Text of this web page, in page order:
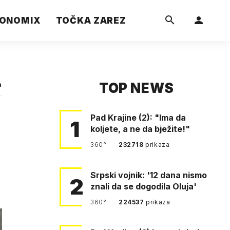
TOČKA ZAREZ
TOP NEWS
1
Pad Krajine (2): "Ima da
koljete, a ne da bježite!"
360° 232718prikaza
2
Srpski vojnik: '12 dana nismo
znali da se dogodila Oluja'
360° 224537prikaza